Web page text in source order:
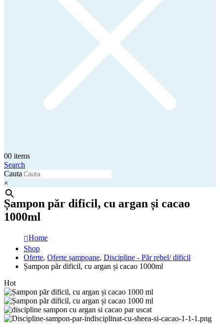
00 items
Search
Cauta
×
Șampon păr dificil, cu argan și cacao
1000ml
Home
Shop
Oferte, Oferte șampoane, Discipline - Păr rebel/ dificil
Șampon păr dificil, cu argan și cacao 1000ml
Hot